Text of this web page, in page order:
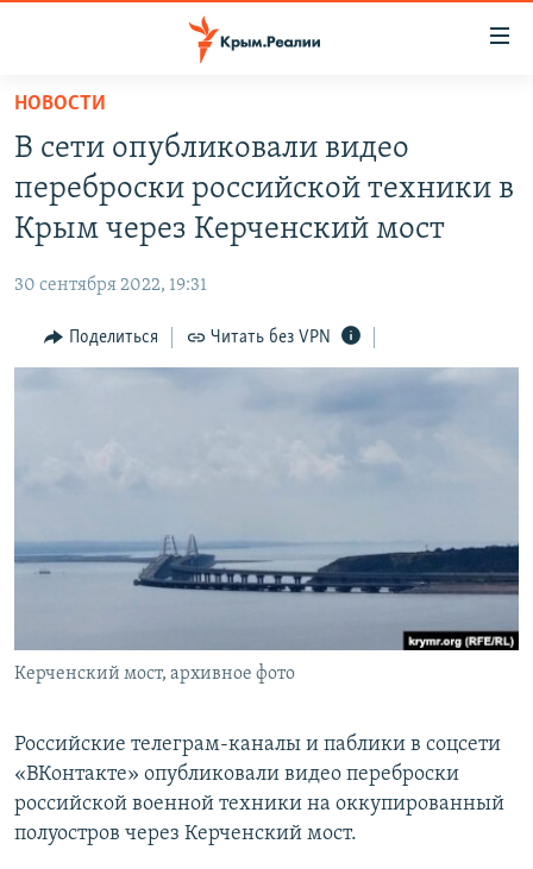
Вернуться
основному
содержанию
Вернутся
главной
навигации
Вернутся
СПЕЦПРОЕКТЫ
11 ЛЕТ ОККУПАЦИИ КРЫМА. 11 ИСТОРИЙ СОПРОТИВЛЕНИЯ
ВОДА
ЕЩЕ
ИНТЕРАКТИВ
ПОБЕДИТЕЛЕЙ НЕ СУДЯТ?
УКРАИНСКАЯ ПРОБЛЕМА КРЫМА
РАДІО СВОБОДА
ПРИСОЕДИНЯЙТЕСЬ!
НОВОСТИ
В сети опубликовали видео
переброски российской техники в
Крым через Керченский мост
30 сентября 2022, 19:31
Поделиться Читать без VPN
Керченский мост, архивное фото
Российские телеграм-каналы и паблики в соцсети
«ВКонтакте» опубликовали видео переброски
российской военной техники на оккупированный
полуостров через Керченский мост.